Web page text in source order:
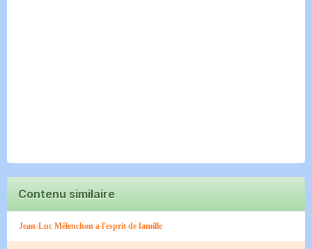
Contenu similaire
Jean-Luc Mélenchon a l'esprit de famille